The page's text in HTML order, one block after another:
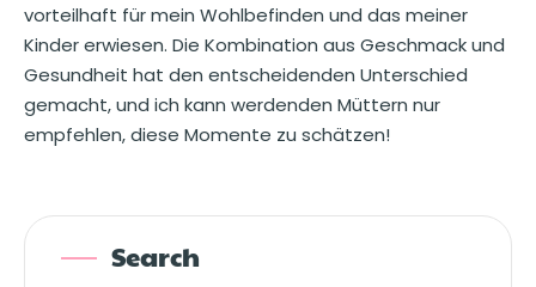
vorteilhaft für mein Wohlbefinden und das meiner
Kinder erwiesen. Die Kombination aus Geschmack und
Gesundheit hat den entscheidenden Unterschied
gemacht, und ich kann werdenden Müttern nur
empfehlen, diese Momente zu schätzen!
Search